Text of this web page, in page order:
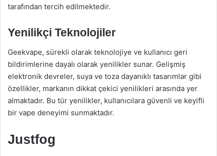
tarafından tercih edilmektedir.
Yenilikçi Teknolojiler
Geekvape, sürekli olarak teknolojiye ve kullanıcı geri
bildirimlerine dayalı olarak yenilikler sunar. Gelişmiş
elektronik devreler, suya ve toza dayanıklı tasarımlar gibi
özellikler, markanın dikkat çekici yenilikleri arasında yer
almaktadır. Bu tür yenilikler, kullanıcılara güvenli ve keyifli
bir vape deneyimi sunmaktadır.
Justfog